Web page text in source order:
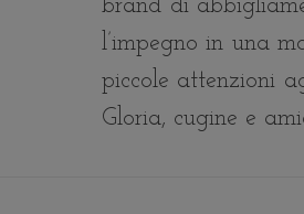
brand di
l’impegno in una
piccole attenzioni
Gloria, cugine e